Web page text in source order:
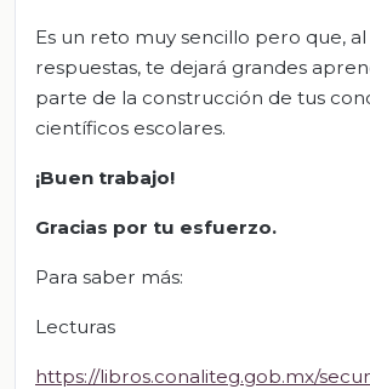
Es un reto muy sencillo pero que,
respuestas, te dejará grandes
parte de la construcción de tus
científicos escolares.
¡Buen trabajo!
Gracias por tu esfuerzo.
Para saber más:
Lecturas
https://libros.conaliteg.gob.mx/